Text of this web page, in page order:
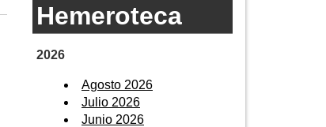
Hemeroteca
2026
Agosto 2026
Julio 2026
Junio 2026